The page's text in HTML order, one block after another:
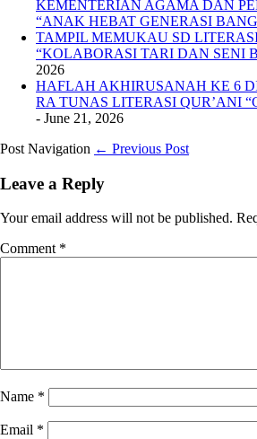
KEMENTERIAN AGAMA DAN
“ANAK HEBAT GENERASI
TAMPIL MEMUKAU SD
“KOLABORASI TARI DAN SENI
2026
HAFLAH AKHIRUSANAH KE 6
RA TUNAS LITERASI QUR’ANI
- June 21, 2026
Post Navigation ← Previous Post
Leave a Reply
Your email address will not be published.
Comment *
Name *
Email *